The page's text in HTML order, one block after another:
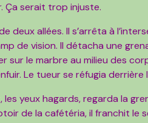
Ça serait trop injuste.
deux allées. Il s’arrêta à
de vision. Il détacha une
sur le marbre au milieu des
Le tueur se réfugia derrière
yeux hagards, regarda la
de la cafétéria, il franchit le